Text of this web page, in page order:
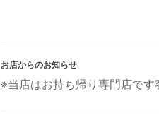
お店からのお知らせ
※当店はお持ち帰り専門店です